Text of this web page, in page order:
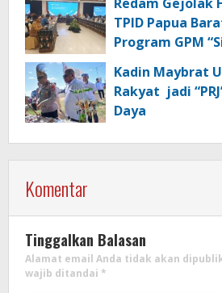
TPID Papua
Program GPM
Kadin Maybrat
Rakyat jadi
Daya
Komentar
Tinggalkan Balasan
Alamat email Anda tidak akan
wajib ditandai *